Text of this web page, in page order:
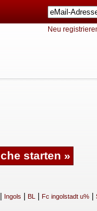
Neu
Ingols BL | Fc ingolstadt u%|